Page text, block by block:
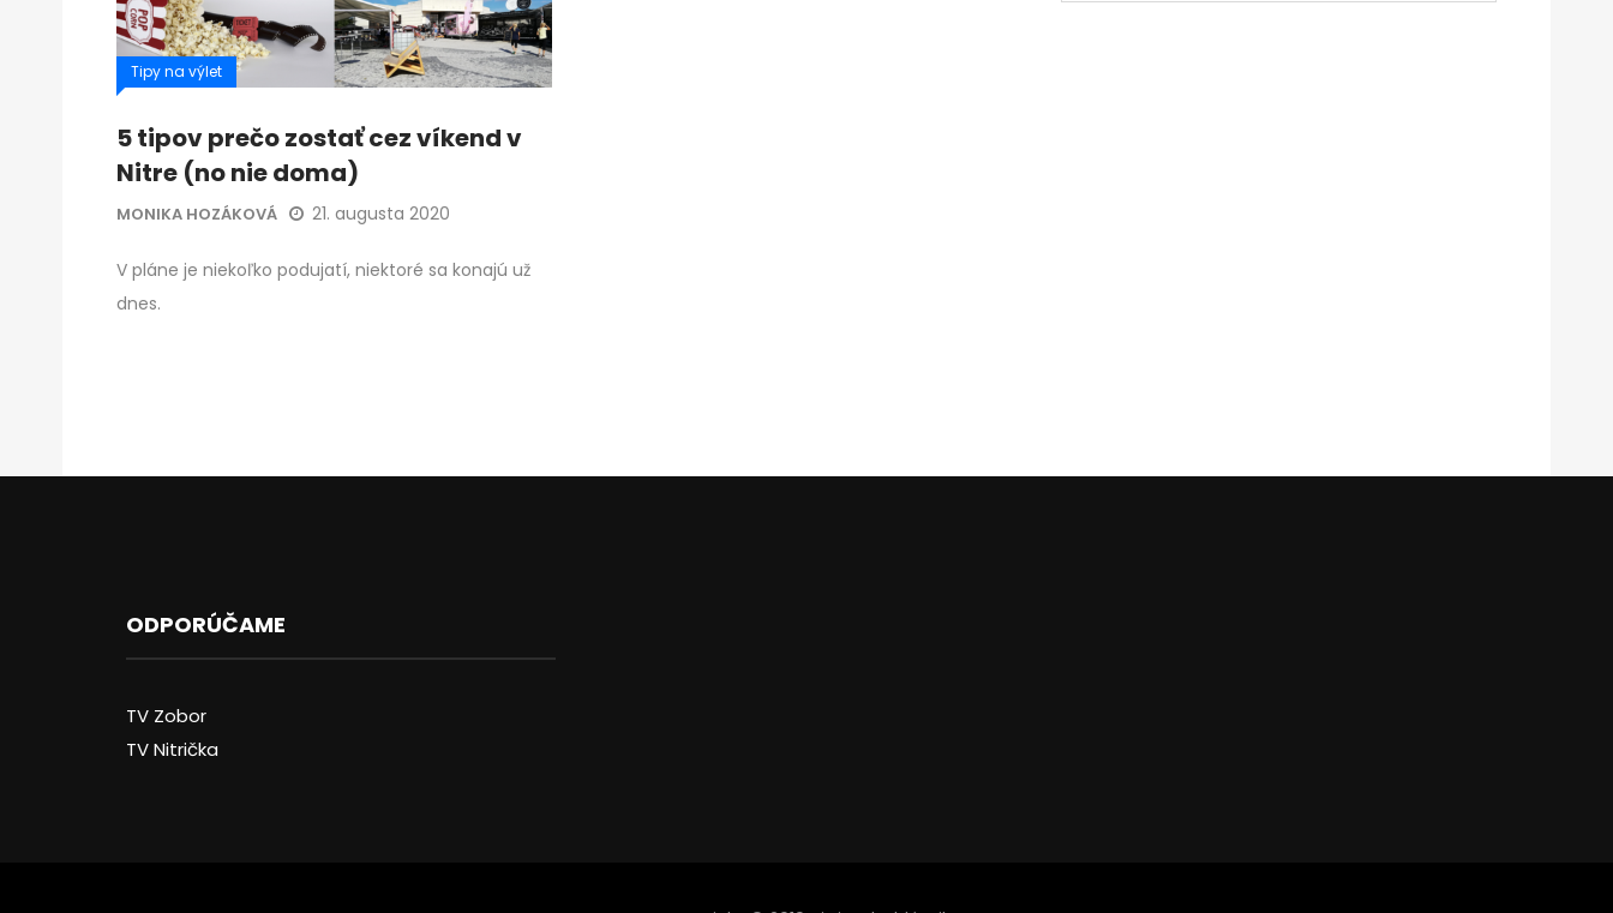
Tipy na výlet
5 tipov prečo zostať cez víkend v
Nitre (no nie doma)
MONIKA HOZÁKOVÁ 21. augusta 2020
V pláne je niekoľko podujatí, niektoré sa konajú už
dnes.
ODPORÚČAME
TV Zobor
TV Nitrička